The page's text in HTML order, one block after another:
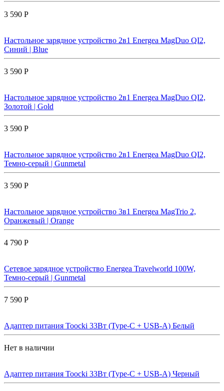
3 590 Р
Настольное зарядное устройство 2в1 Energea MagDuo QI2,
Синий | Blue
3 590 Р
Настольное зарядное устройство 2в1 Energea MagDuo QI2,
Золотой | Gold
3 590 Р
Настольное зарядное устройство 2в1 Energea MagDuo QI2,
Темно-серый | Gunmetal
3 590 Р
Настольное зарядное устройство 3в1 Energea MagTrio 2,
Оранжевый | Orange
4 790 Р
Сетевое зарядное устройство Energea Travelworld 100W,
Темно-серый | Gunmetal
7 590 Р
Адаптер питания Toocki 33Вт (Type-C + USB-A) Белый
Нет в наличии
Адаптер питания Toocki 33Вт (Type-C + USB-A) Черный